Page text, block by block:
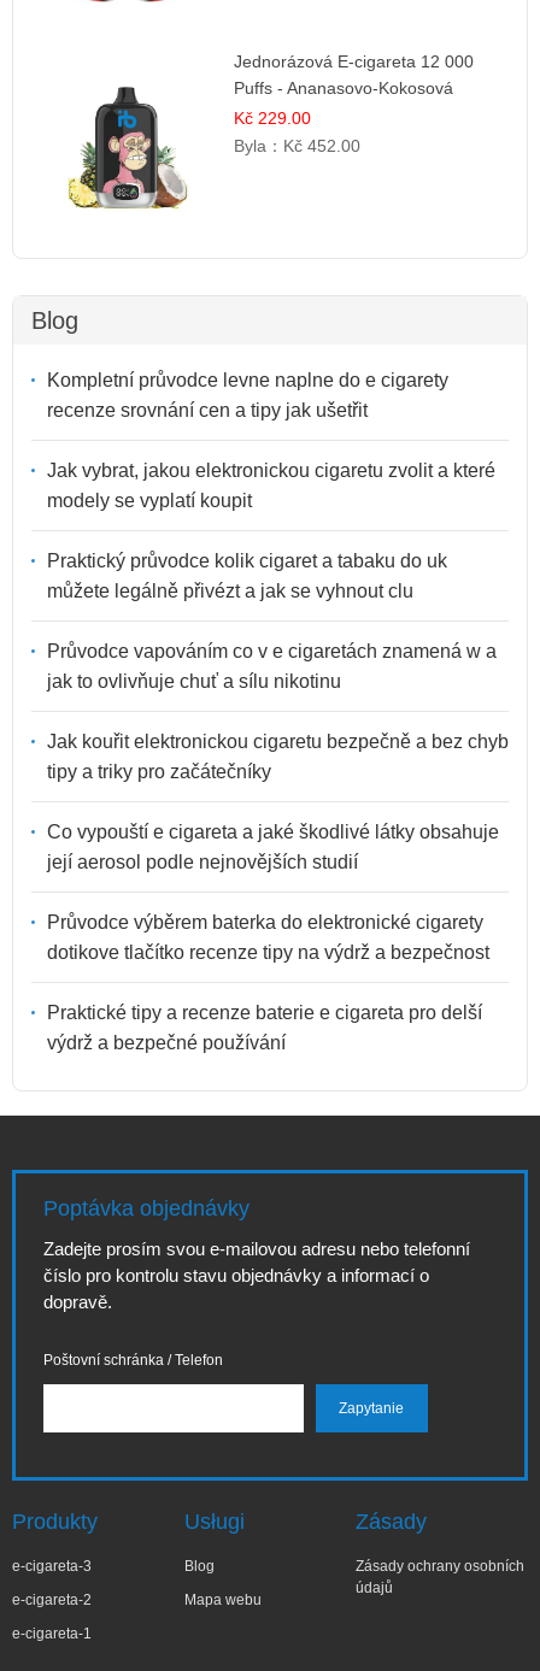
Jednorázová E-cigareta 12 000
Puffs - Ananasovo-Kokosová
Zmrzlina
Kč 229.00
Byla： Kč 452.00
Blog
Kompletní průvodce levne naplne do e cigarety
recenze srovnání cen a tipy jak ušetřit
Jak vybrat, jakou elektronickou cigaretu zvolit a které
modely se vyplatí koupit
Praktický průvodce kolik cigaret a tabaku do uk
můžete legálně přivézt a jak se vyhnout clu
Průvodce vapováním co v e cigaretách znamená w a
jak to ovlivňuje chuť a sílu nikotinu
Jak kouřit elektronickou cigaretu bezpečně a bez chyb
tipy a triky pro začátečníky
Co vypouští e cigareta a jaké škodlivé látky obsahuje
její aerosol podle nejnovějších studií
Průvodce výběrem baterka do elektronické cigarety
dotikove tlačítko recenze tipy na výdrž a bezpečnost
Praktické tipy a recenze baterie e cigareta pro delší
výdrž a bezpečné používání
Poptávka objednávky
Zadejte prosím svou e-mailovou adresu nebo telefonní
číslo pro kontrolu stavu objednávky a informací o
dopravě.
Poštovní schránka / Telefon
Produkty
e-cigareta-3
e-cigareta-2
e-cigareta-1
Usługi
Blog
Mapa webu
Zásady
Zásady ochrany osobních
údajů